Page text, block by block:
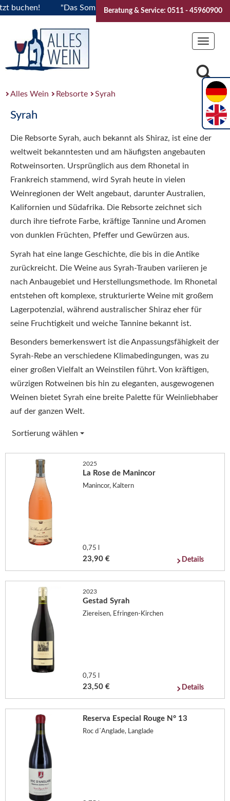
"Das Sommerfest 2026" Vive la Bourgogne..Tickets
Beratung & Service: 0511 - 45960900
Toggle
Alles Wein Rebsorte Syrah
Syrah
Die Rebsorte Syrah, auch bekannt als Shiraz, ist eine der
weltweit bekanntesten und am häufigsten angebauten
Rotweinsorten. Ursprünglich aus dem Rhonetal in
Frankreich stammend, wird Syrah heute in vielen
Weinregionen der Welt angebaut, darunter Australien,
Kalifornien und Südafrika. Die Rebsorte zeichnet sich
durch ihre tiefrote Farbe, kräftige Tannine und Aromen
von dunklen Früchten, Pfeffer und Gewürzen aus.
Syrah hat eine lange Geschichte, die bis in die Antike
zurückreicht. Die Weine aus Syrah-Trauben variieren je
nach Anbaugebiet und Herstellungsmethode. Im Rhonetal
entstehen oft komplexe, strukturierte Weine mit großem
Lagerpotenzial, während australischer Shiraz eher für
seine Fruchtigkeit und weiche Tannine bekannt ist.
Besonders bemerkenswert ist die Anpassungsfähigkeit der
Syrah-Rebe an verschiedene Klimabedingungen, was zu
einer großen Vielfalt an Weinstilen führt. Von kräftigen,
würzigen Rotweinen bis hin zu eleganten, ausgewogenen
Weinen bietet Syrah eine breite Palette für Weinliebhaber
auf der ganzen Welt.
Sortierung wählen
2025
La Rose de Manincor
Manincor, Kaltern
0,75 l
23,90 € Details
2023
Gestad Syrah
Ziereisen, Efringen-Kirchen
0,75 l
23,50 € Details
Reserva Especial Rouge N° 13
Roc d´Anglade, Langlade